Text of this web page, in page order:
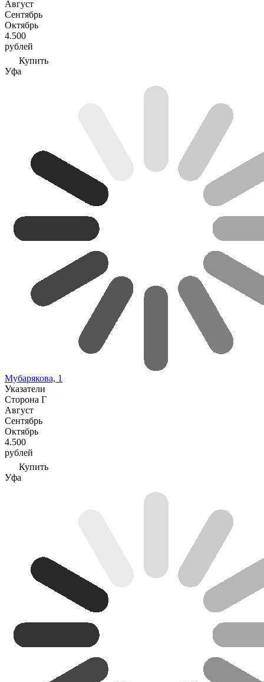
Август
Сентябрь
Октябрь
4.500
рублей
Купить
Уфа
Мубарякова, 1
Указатели
Сторона Г
Август
Сентябрь
Октябрь
4.500
рублей
Купить
Уфа